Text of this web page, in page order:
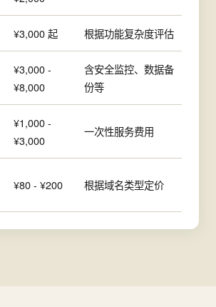
¥3,000 起 根据功能复杂度评估
¥3,000 -
¥8,000
含安全监控、数据备
份等
¥1,000 -
¥3,000
一次性服务费用
¥80 - ¥200 根据域名类型定价